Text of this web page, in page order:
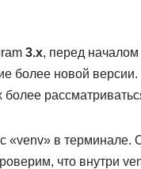
3.x, перед началом
более новой
«venv» в терминале.
что внутри